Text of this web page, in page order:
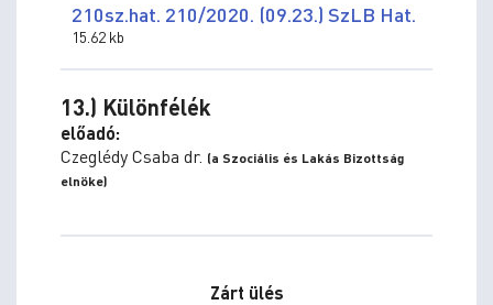
210sz.hat. 210/2020. (09.23.) SzLB Hat.
15.62 kb
13.) Különfélék
előadó:
Czeglédy Csaba dr. (a Szociális és Lakás Bizottság
elnöke)
Zárt ülés